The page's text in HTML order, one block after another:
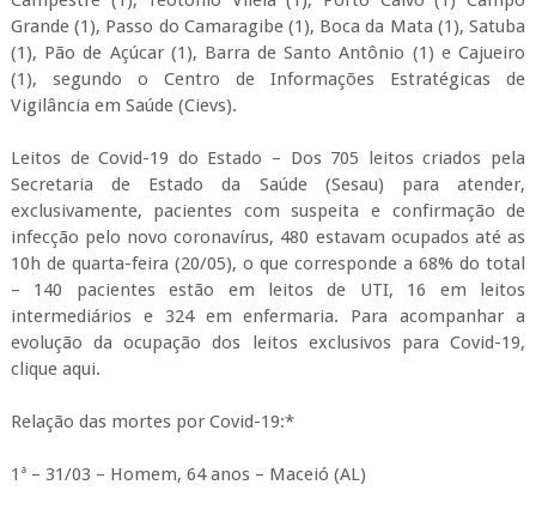
Grande (1), Passo do Camaragibe (1), Boca da Mata (1), Satuba
(1), Pão de Açúcar (1), Barra de Santo Antônio (1) e Cajueiro
(1), segundo o Centro de Informações Estratégicas de
Vigilância em Saúde (Cievs).
Leitos de Covid-19 do Estado – Dos 705 leitos criados pela
Secretaria de Estado da Saúde (Sesau) para atender,
exclusivamente, pacientes com suspeita e confirmação de
infecção pelo novo coronavírus, 480 estavam ocupados até as
10h de quarta-feira (20/05), o que corresponde a 68% do total
– 140 pacientes estão em leitos de UTI, 16 em leitos
intermediários e 324 em enfermaria. Para acompanhar a
evolução da ocupação dos leitos exclusivos para Covid-19,
clique aqui.
Relação das mortes por Covid-19:*
1ª – 31/03 – Homem, 64 anos – Maceió (AL)